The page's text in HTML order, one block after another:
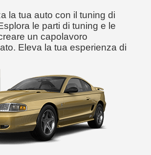
la tua auto con il tuning di
le parti di tuning e le
un capolavoro
Eleva la tua esperienza di